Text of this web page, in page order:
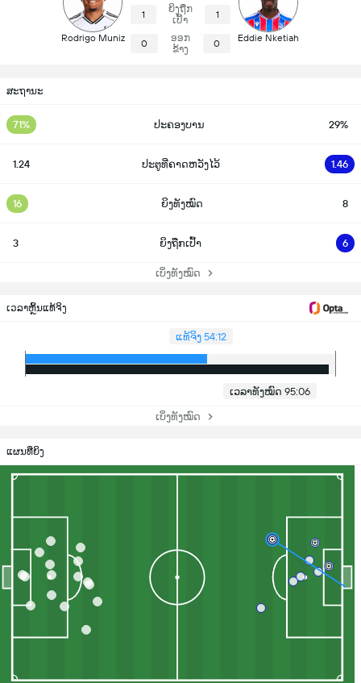
Rodrigo Muniz
1
ຍິງຖືກ
ເປົ້າ
1
0
ອອກ
ຂ້າງ
0 Eddie Nketiah
ສະຖານະ
71% ປະຄອງບານ 29%
1.24 ປະຕູທີ່ຄາດຫວັງໄວ້ 1.46
16 ຍິງທັງໝົດ 8
3 ຍິງຖືກເປົ້າ 6
ເບິ່ງທັງໝົດ
ເວລາຫຼິ້ນແທ້ຈິງ
ແທ້ຈິງ 54:12
ເວລາທັງໝົດ 95:06
ເບິ່ງທັງໝົດ
ແຜນທີ່ຍິງ